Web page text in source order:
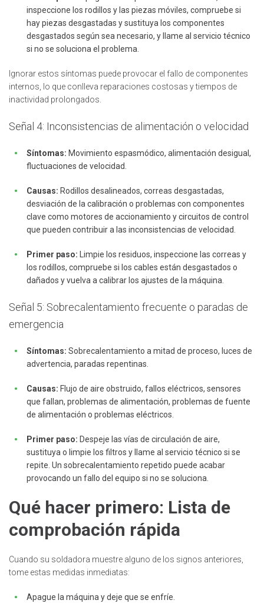
inspeccione los rodillos y las piezas móviles, compruebe si
hay piezas desgastadas y sustituya los componentes
desgastados según sea necesario, y llame al servicio técnico
si no se soluciona el problema.
Ignorar estos síntomas puede provocar el fallo de componentes
internos, lo que conlleva reparaciones costosas y tiempos de
inactividad prolongados.
Señal 4: Inconsistencias de alimentación o velocidad
Síntomas: Movimiento espasmódico, alimentación desigual,
fluctuaciones de velocidad.
Causas: Rodillos desalineados, correas desgastadas,
desviación de la calibración o problemas con componentes
clave como motores de accionamiento y circuitos de control
que pueden contribuir a las inconsistencias de velocidad.
Primer paso: Limpie los residuos, inspeccione las correas y
los rodillos, compruebe si los cables están desgastados o
dañados y vuelva a calibrar los ajustes de la máquina.
Señal 5: Sobrecalentamiento frecuente o paradas de
emergencia
Síntomas: Sobrecalentamiento a mitad de proceso, luces de
advertencia, paradas repentinas.
Causas: Flujo de aire obstruido, fallos eléctricos, sensores
que fallan, problemas de alimentación, problemas de fuente
de alimentación o problemas eléctricos.
Primer paso: Despeje las vías de circulación de aire,
sustituya o limpie los filtros y llame al servicio técnico si se
repite. Un sobrecalentamiento repetido puede acabar
provocando un fallo del equipo si no se soluciona.
Qué hacer primero: Lista de
comprobación rápida
Cuando su soldadora muestre alguno de los signos anteriores,
tome estas medidas inmediatas:
Apague la máquina y deje que se enfríe.